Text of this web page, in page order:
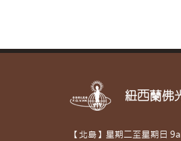
紐西蘭佛
【北島】星期二至星期日